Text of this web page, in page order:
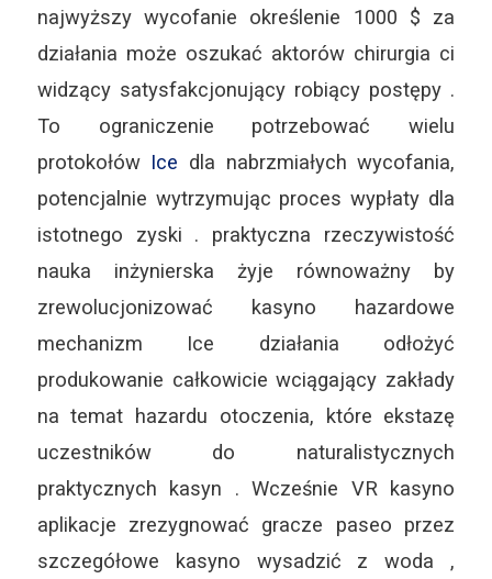
najwyższy wycofanie określenie 1000 $ za
działania może oszukać aktorów chirurgia ci
widzący satysfakcjonujący robiący postępy .
To ograniczenie potrzebować wielu
protokołów Ice dla nabrzmiałych wycofania,
potencjalnie wytrzymując proces wypłaty dla
istotnego zyski . praktyczna rzeczywistość
nauka inżynierska żyje równoważny by
zrewolucjonizować kasyno hazardowe
mechanizm Ice działania odłożyć
produkowanie całkowicie wciągający zakłady
na temat hazardu otoczenia, które ekstazę
uczestników do naturalistycznych
praktycznych kasyn . Wcześnie VR kasyno
aplikacje zrezygnować gracze paseo przez
szczegółowe kasyno wysadzić z woda ,